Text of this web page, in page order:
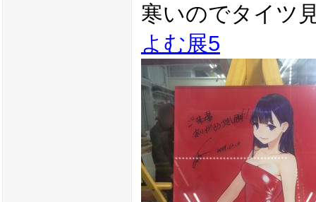
寒いのでタイツ
よむ展5